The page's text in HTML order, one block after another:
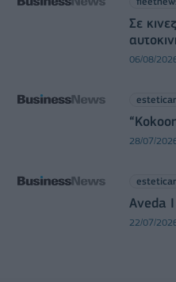
Σε
06/08/
28/07/
Aveda
22/07/